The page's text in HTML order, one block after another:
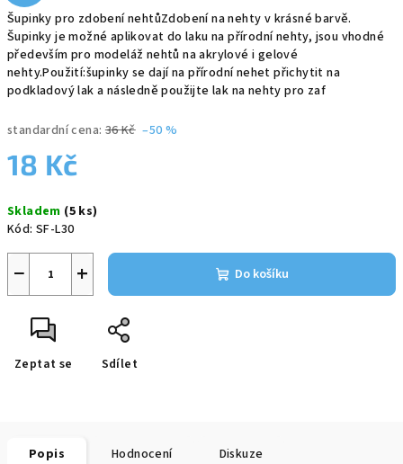
Šupinky pro zdobení nehtůZdobení na nehty v krásné barvě.
Šupinky je možné aplikovat do laku na přírodní nehty, jsou vhodné
především pro modeláž nehtů na akrylové i gelové
nehty.Použití:šupinky se dají na přírodní nehet přichytit na
podkladový lak a následně použijte lak na nehty pro zaf
standardní cena: 36 Kč –50 %
18 Kč
cena:
Skladem (5 ks)
Kód: SF-L30
+
− Do košíku
Zeptat se Sdílet
Popis Hodnocení Diskuze